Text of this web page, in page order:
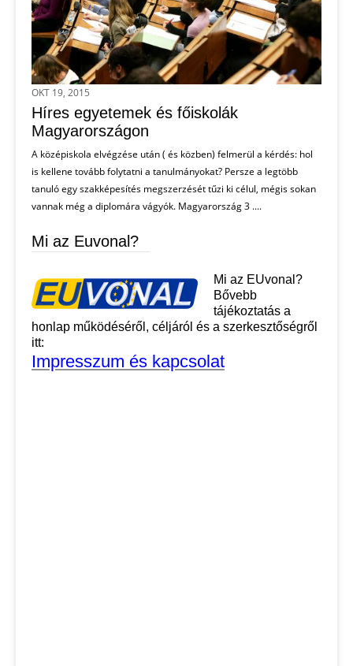
OKT 19, 2015
Híres egyetemek és főiskolák
Magyarországon
A középiskola elvégzése után ( és közben) felmerül a kérdés: hol
is kellene tovább folytatni a tanulmányokat? Persze a legtöbb
tanuló egy szakképesítés megszerzését tűzi ki célul, mégis sokan
vannak még a diplomára vágyók. Magyarország 3 ....
Mi az Euvonal?
Mi az EUvonal?
Bővebb
tájékoztatás a
honlap működéséről, céljáról és a szerkesztőségről
itt:
Impresszum és kapcsolat